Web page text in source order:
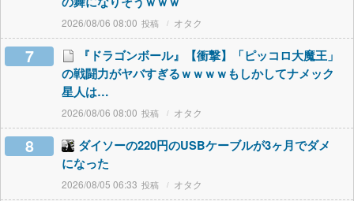
2026/08/06 08:00 オタク
7
『ドラゴンボール』【衝撃】「ピッコロ大魔王」
の戦闘力がヤバすぎるｗｗｗｗもしかしてナメック
星人は…
2026/08/06 08:00 オタク
8
ダイソーの220円のUSBケーブルが3ヶ月でダメ
になった
2026/08/05 06:33 オタク